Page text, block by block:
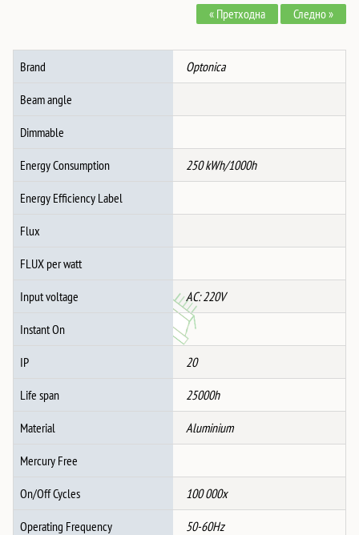
12V
20A
количина
« Претходна Следно »
Brand Optonica
Beam angle
Dimmable
Energy Consumption 250 kWh/1000h
Energy Efficiency Label
Flux
FLUX per watt
Input voltage AC: 220V
Instant On
IP 20
Life span 25000h
Material Aluminium
Mercury Free
On/Off Cycles 100 000x
Operating Frequency 50-60Hz